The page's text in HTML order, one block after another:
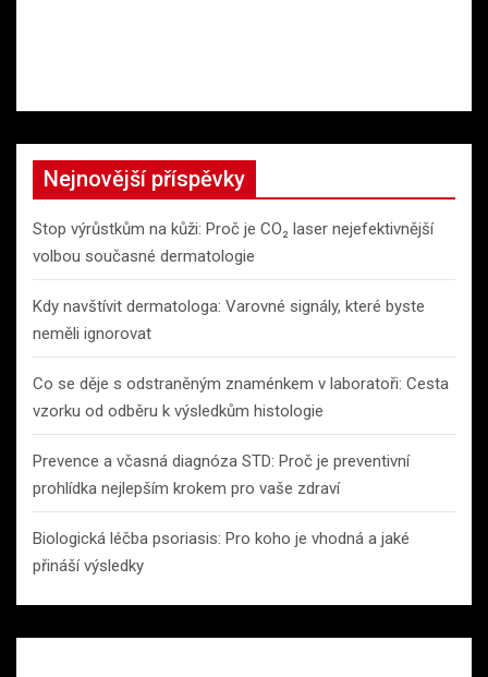
Nejnovější příspěvky
Stop výrůstkům na kůži: Proč je CO₂ laser nejefektivnější
volbou současné dermatologie
Kdy navštívit dermatologa: Varovné signály, které byste
neměli ignorovat
Co se děje s odstraněným znaménkem v laboratoři: Cesta
vzorku od odběru k výsledkům histologie
Prevence a včasná diagnóza STD: Proč je preventivní
prohlídka nejlepším krokem pro vaše zdraví
Biologická léčba psoriasis: Pro koho je vhodná a jaké
přináší výsledky